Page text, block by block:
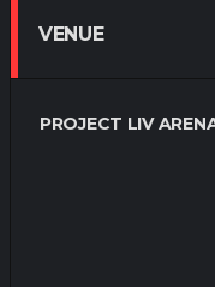
VENUE
PROJECT LIV